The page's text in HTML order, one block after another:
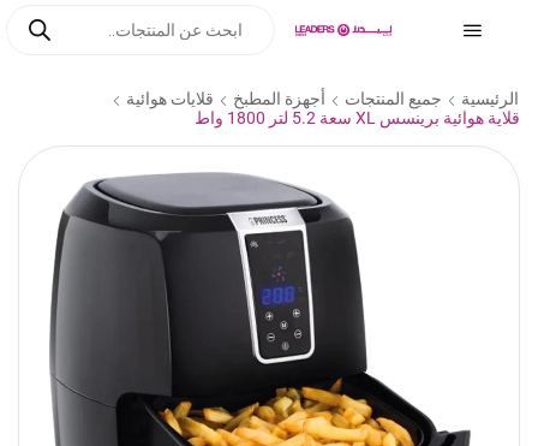
الرئيسية جميع المنتجات أجهزة المطبخ
قلايات هوائية
قلاية هوائية برينسس XL سعة 5.2 لتر 1800 واط